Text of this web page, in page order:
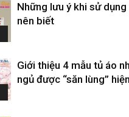
Những lưu ý khi sử
nên biết
Giới thiệu 4 mẫu tủ áo
ngủ được “săn lùng”